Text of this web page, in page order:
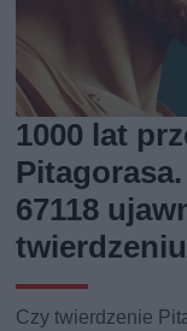
1000 lat
67118
twierdzeniu
Czy twierdzenie